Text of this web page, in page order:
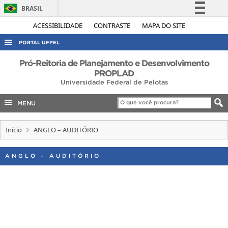
ACESSIBILIDADE CONTRASTE MAPA DO SITE
BRASIL
Simplifique!
Acesso à informação
Legislação
Canais
PORTAL UFPEL
ACESSO À INFORMAÇÃO
COBALTO
CONCURSOS
EDITAIS
INTERNACIONAL
Pró-Reitoria de Planejamento e Desenvolvimento
PROPLAD
Universidade Federal de Pelotas
MENU
Início ANGLO – AUDITÓRIO
ANGLO – AUDITÓRIO